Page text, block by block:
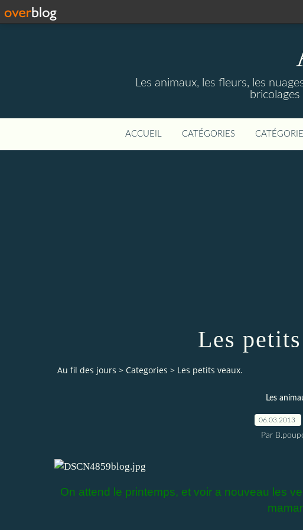
Les animaux, les fleurs, les
ACCUEIL CATÉGORIES
Les
Au fil des jours > Categories > Les petits veaux.
Les
06.03.2013
Par
On attend le printemps, et voir a nouveau les